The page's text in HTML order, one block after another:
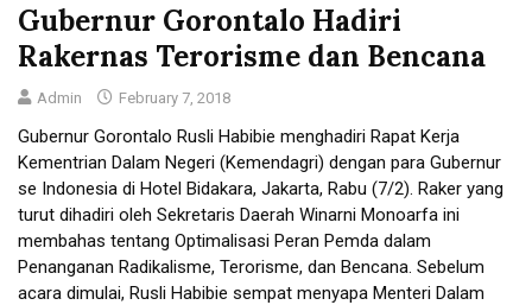
Gubernur Gorontalo Hadiri
Rakernas Terorisme dan Bencana
Admin February 7, 2018
Gubernur Gorontalo Rusli Habibie menghadiri Rapat Kerja
Kementrian Dalam Negeri (Kemendagri) dengan para Gubernur
se Indonesia di Hotel Bidakara, Jakarta, Rabu (7/2). Raker yang
turut dihadiri oleh Sekretaris Daerah Winarni Monoarfa ini
membahas tentang Optimalisasi Peran Pemda dalam
Penanganan Radikalisme, Terorisme, dan Bencana. Sebelum
acara dimulai, Rusli Habibie sempat menyapa Menteri Dalam